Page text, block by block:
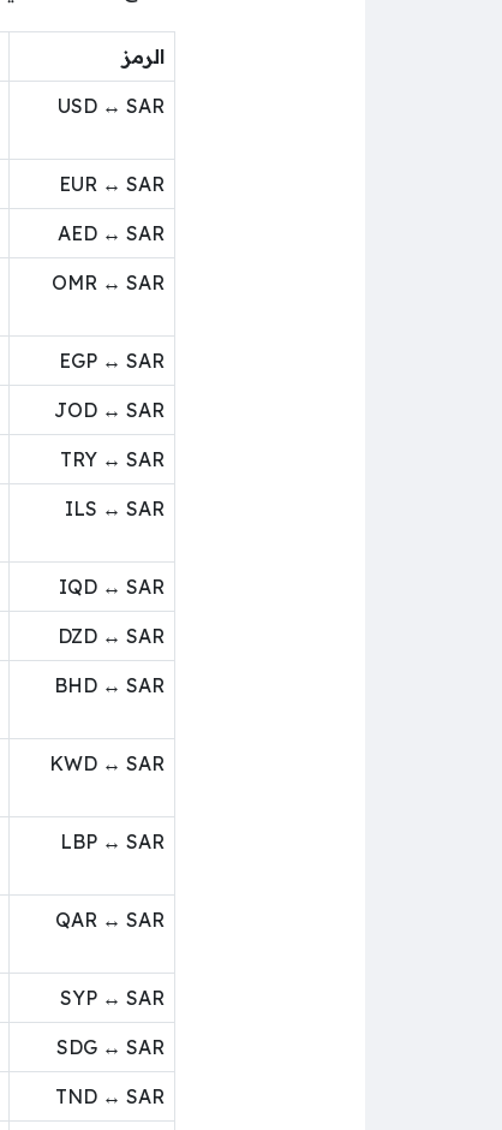
الرمز
USD ↔ SAR
EUR ↔ SAR
AED ↔ SAR
OMR ↔ SAR
EGP ↔ SAR
JOD ↔ SAR
TRY ↔ SAR
ILS ↔ SAR
IQD ↔ SAR
DZD ↔ SAR
BHD ↔ SAR
KWD ↔ SAR
LBP ↔ SAR
QAR ↔ SAR
SYP ↔ SAR
SDG ↔ SAR
TND ↔ SAR